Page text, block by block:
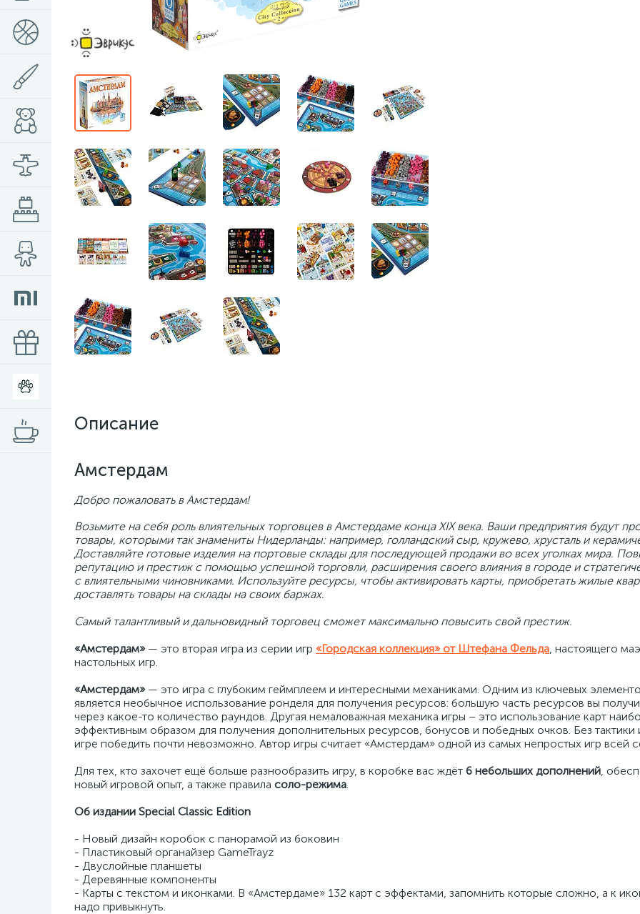
Описание
Амстердам
Добро пожаловать в Амстердам!
Возьмите на себя роль влиятельных торговцев в Амстердаме конца XIX века. Ваши предприятия будут
товары, которыми так знамениты Нидерланды: например, голландский сыр, кружево, хрусталь и
Доставляйте готовые изделия на портовые склады для последующей продажи во всех уголках мира.
репутацию и престиж с помощью успешной торговли, расширения своего влияния в городе и
с влиятельными чиновниками. Используйте ресурсы, чтобы активировать карты, приобретать жилые
доставлять товары на склады на своих баржах.
Самый талантливый и дальновидный торговец сможет максимально повысить свой престиж.
«Амстердам»— это вторая игра из серии игр «Городская коллекция» от Штефана Фельда, настоящего
настольных игр.
«Амстердам» — это игра с глубоким геймплеем и интересными механиками. Одним из ключевых
является необычное использование ронделя для получения ресурсов: большую часть ресурсов вы
через какое-то количество раундов. Другая немаловажная механика игры – это использование карт
эффективным образом для получения дополнительных ресурсов, бонусов и победных очков. Без тактики
игре победить почти невозможно. Автор игры считает «Амстердам» одной из самых непростых игр всей
Для тех, кто захочет ещё больше разнообразить игру, в коробке вас ждёт 6 небольших дополнений,
новый игровой опыт, а также правила соло-режима.
Об издании Special Classic Edition
- Новый дизайн коробок с панорамой из боковин
- Пластиковый органайзер GameTrayz
- Двуслойные планшеты
- Деревянные компоненты
- Карты с текстом и иконками. В «Амстердаме» 132 карт с эффектами, запомнить которые сложно, а к
надо привыкнуть.